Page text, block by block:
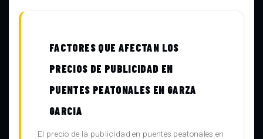
FACTORES QUE AFECTAN LOS
PRECIOS DE PUBLICIDAD EN
PUENTES PEATONALES EN GARZA
GARCIA
El precio de la publicidad en puentes peatonales en